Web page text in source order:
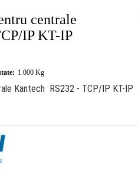
centrale
IP KT-IP
1.000 Kg
Kantech RS232 - TCP/IP KT-IP